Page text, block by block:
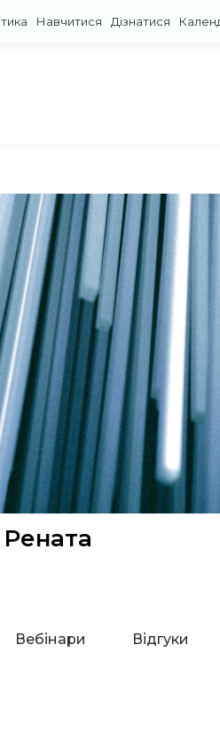
Навчитися Дізнатися
Вебінари Відгуки